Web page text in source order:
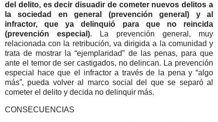
del delito, es decir disuadir de cometer nuevos delitos a
la sociedad en general (prevención general) y al
infractor, que ya delinquió para que no reincida
(prevención especial). La prevención general, muy
relacionada con la retribución, va dirigida a la comunidad y
trata de mostrar la “ejemplaridad” de las penas, para que
ante el temor de ser castigados, no delincan. La prevención
especial hace que el infractor a través de la pena y “algo
más”, pueda volver al marco social del que se separó al
cometer el delito y decida no delinquir más.
CONSECUENCIAS